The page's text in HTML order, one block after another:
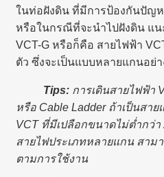
ในท่อฝังดิน ที่มีการป้องกันปัญ
หรือในกรณีที่จะนำไปฝังดิน แน
VCT-G หรือก็คือ สายไฟฟ้า
ตัว ซึ่งจะเป็นแบบหลายแกนอย่
Tips: การเดินสายไฟฟ้า
หรือ Cable Ladder ถ้าเป็นสา
VCT ที่มีเปลือกขนาดไม่ต่ำกว่า
สายไฟประเภทหลายแกน สาม
ตามการใช้งาน